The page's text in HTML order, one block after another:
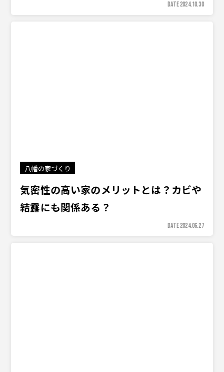
DATE 2024.10.30
八幡の家づくり
気密性の高い家のメリットとは？カビや
結露にも関係ある？
DATE 2024.06.27